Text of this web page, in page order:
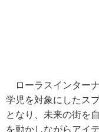
ローラスインター
学児を対象にしたス
となり、未来の街を
を動かしながらアイ